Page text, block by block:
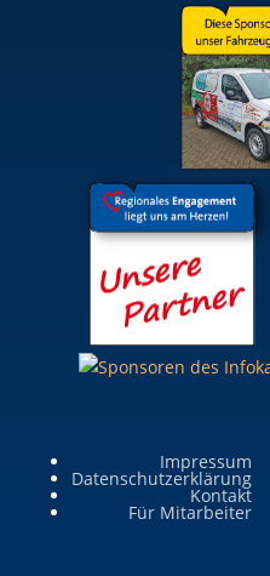
Impressum
Datenschutzerklärung
Kontakt
Für Mitarbeiter